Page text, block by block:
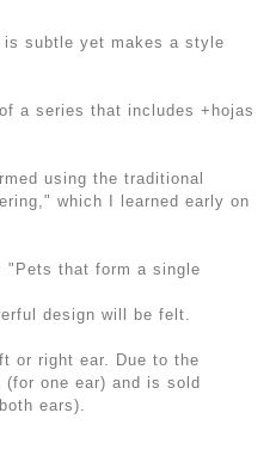
subtle yet makes a style
a series that includes +hojas
using the traditional
which I learned early on
"Pets that form a single
design will be felt.
or right ear. Due to the
one ear) and is sold
ears).